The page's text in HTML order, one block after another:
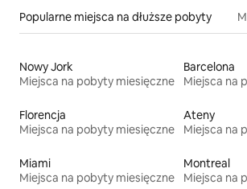
Popularne miejsca na dłuższe pobyty
Nowy Jork
Miejsca na pobyty miesięczne
Barcelona
Miejsca na
Florencja
Miejsca na pobyty miesięczne
Ateny
Miejsca na
Miami
Miejsca na pobyty miesięczne
Montreal
Miejsca na